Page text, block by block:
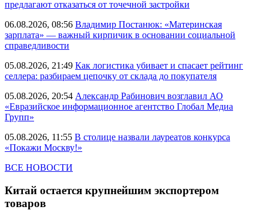
предлагают отказаться от точечной застройки
06.08.2026, 08:56 Владимир Постанюк: «Материнская
зарплата» — важный кирпичик в основании социальной
справедливости
05.08.2026, 21:49 Как логистика убивает и спасает рейтинг
селлера: разбираем цепочку от склада до покупателя
05.08.2026, 20:54 Александр Рабинович возглавил АО
«Евразийское информационное агентство Глобал Медиа
Групп»
05.08.2026, 11:55 В столице назвали лауреатов конкурса
«Покажи Москву!»
ВСЕ НОВОСТИ
Китай остается крупнейшим экспортером
товаров